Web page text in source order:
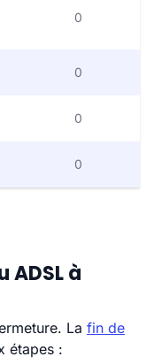
0
0
0
0
ADSL à
La fin de
étapes :